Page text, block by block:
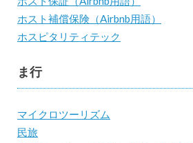
ホスト補償保険（Airbnb用語）
ホスピタリティテック
ま行
マイクロツーリズム
民旅